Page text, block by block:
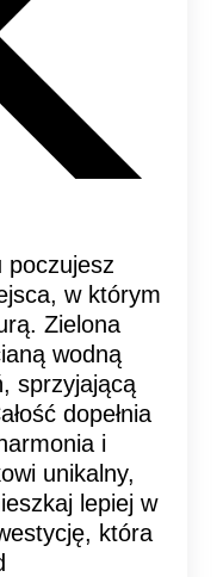
poczujesz
w którym
Zielona
wodną
sprzyjającą
dopełnia
i
unikalny,
lepiej w
która